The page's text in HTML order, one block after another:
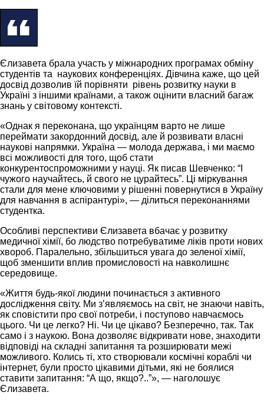
Єлизавета брала участь у міжнародних програмах обміну
студентів та наукових конференціях. Дівчина каже, що цей
досвід дозволив їй порівняти рівень розвитку науки в
Україні з іншими країнами, а також оцінити власний багаж
знань у світовому контексті.
«Однак я переконана, що українцям варто не лише
переймати закордонний досвід, але й розвивати власні
наукові напрямки. Україна — молода держава, і ми маємо
всі можливості для того, щоб стати
конкурентоспроможними у науці. Як писав Шевченко: “І
чужого научайтесь, й свого не цурайтесь”. Ці міркування
стали для мене ключовими у рішенні повернутися в Україну
для навчання в аспірантурі», — ділиться переконаннями
студентка.
Особливі перспективи Єлизавета вбачає у розвитку
медичної хімії, бо людство потребуватиме ліків проти нових
хвороб. Паралельно, збільшиться увага до зеленої хімії,
щоб зменшити вплив промисловості на навколишнє
середовище.
«Життя будь-якої людини починається з активного
дослідження світу. Ми з’являємось на світ, не знаючи навіть,
як сповістити про свої потреби, і поступово навчаємось
цього. Чи це легко? Ні. Чи це цікаво? Безперечно, так. Так
само і з наукою. Вона дозволяє відкривати нове, знаходити
відповіді на складні запитання та розширювати межі
можливого. Колись ті, хто створювали космічні кораблі чи
інтернет, були просто цікавими дітьми, які не боялися
ставити запитання: “А що, якщо?..”», — наголошує
Єлизавета.